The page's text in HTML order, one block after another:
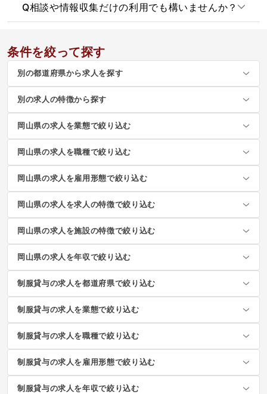
Q相談や情報収集だけの利用でも構いませんか？
条件を絞って探す
別の都道府県から求人を探す
別の求人の特徴から探す
岡山県の求人を業態で絞り込む
岡山県の求人を職種で絞り込む
岡山県の求人を雇用形態で絞り込む
岡山県の求人を求人の特徴で絞り込む
岡山県の求人を施設の特徴で絞り込む
岡山県の求人を年収で絞り込む
制服貸与の求人を都道府県で絞り込む
制服貸与の求人を業態で絞り込む
制服貸与の求人を職種で絞り込む
制服貸与の求人を雇用形態で絞り込む
制服貸与の求人を年収で絞り込む